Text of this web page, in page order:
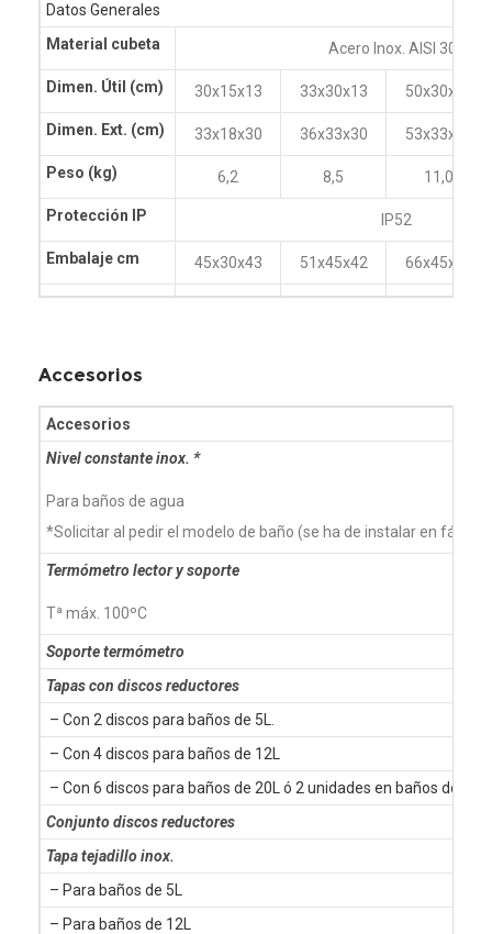
Datos Generales
Material cubeta
Acero Inox. AISI 304
Dimen. Útil (cm) 30x15x13 33x30x13 50x30x13
Dimen. Ext. (cm) 33x18x30 36x33x30 53x33x30
Peso (kg) 6,2 8,5 11,0
Protección IP IP52
Embalaje cm 45x30x43 51x45x42 66x45x43
Accesorios
Accesorios
Nivel constante inox. *
Para baños de agua
*Solicitar al pedir el modelo de baño (se ha de instalar en
Termómetro lector y soporte
Tª máx. 100ºC
Soporte termómetro
Tapas con discos reductores
– Con 2 discos para baños de 5L.
– Con 4 discos para baños de 12L
– Con 6 discos para baños de 20L ó 2 unidades en baños de 45L
Conjunto discos reductores
Tapa tejadillo inox.
– Para baños de 5L
– Para baños de 12L